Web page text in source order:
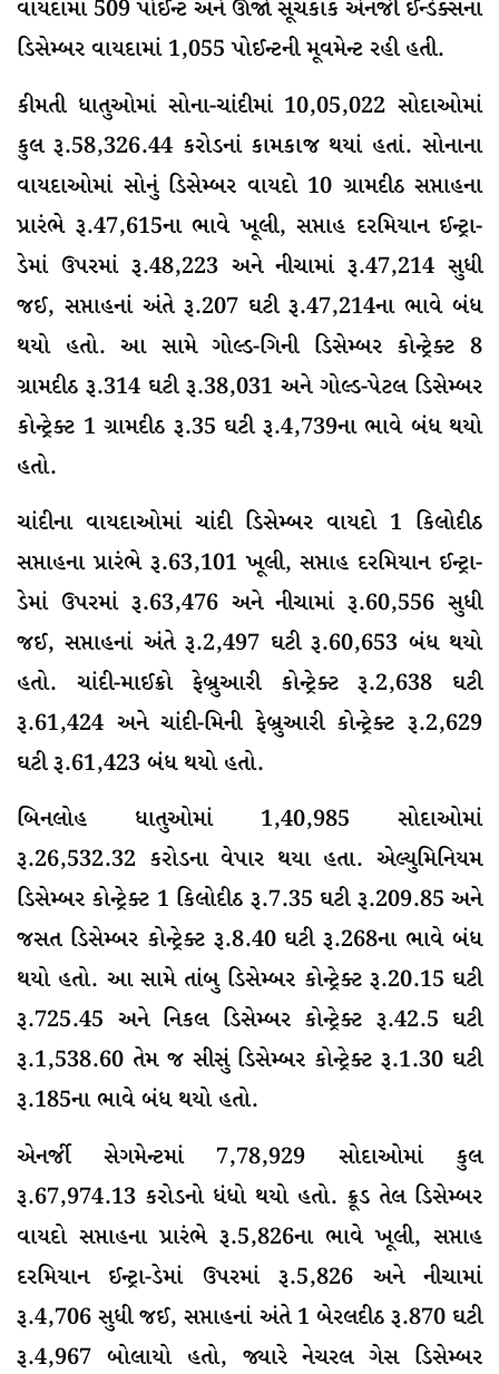
વાયદામાં 509 પોઈન્ટ અને ઊર્જા સૂચકાંક એનર્જી ઈન્ડેક્સના
ડિસેમ્બર વાયદામાં 1,055 પોઈન્ટની મૂવમેન્ટ રહી હતી.
કીમતી ધાતુઓમાં સોના-ચાંદીમાં 10,05,022 સોદાઓમાં
કુલ રૂ.58,326.44 કરોડનાં કામકાજ થયાં હતાં. સોનાના
વાયદાઓમાં સોનું ડિસેમ્બર વાયદો 10 ગ્રામદીઠ સપ્તાહના
પ્રારંભે રૂ.47,615ના ભાવે ખૂલી, સપ્તાહ દરમિયાન ઈન્ટ્રા-
ડેમાં ઉપરમાં રૂ.48,223 અને નીચામાં રૂ.47,214 સુધી
જઈ, સપ્તાહનાં અંતે રૂ.207 ઘટી રૂ.47,214ના ભાવે બંધ
થયો હતો. આ સામે ગોલ્ડ-ગિની ડિસેમ્બર કોન્ટ્રેક્ટ 8
ગ્રામદીઠ રૂ.314 ઘટી રૂ.38,031 અને ગોલ્ડ-પેટલ ડિસેમ્બર
કોન્ટ્રેક્ટ 1 ગ્રામદીઠ રૂ.35 ઘટી રૂ.4,739ના ભાવે બંધ થયો
હતો.
ચાંદીના વાયદાઓમાં ચાંદી ડિસેમ્બર વાયદો 1 કિલોદીઠ
સપ્તાહના પ્રારંભે રૂ.63,101 ખૂલી, સપ્તાહ દરમિયાન ઈન્ટ્રા-
ડેમાં ઉપરમાં રૂ.63,476 અને નીચામાં રૂ.60,556 સુધી
જઈ, સપ્તાહનાં અંતે રૂ.2,497 ઘટી રૂ.60,653 બંધ થયો
હતો. ચાંદી-માઈક્રો ફેબ્રુઆરી કોન્ટ્રેક્ટ રૂ.2,638 ઘટી
રૂ.61,424 અને ચાંદી-મિની ફેબ્રુઆરી કોન્ટ્રેક્ટ રૂ.2,629
ઘટી રૂ.61,423 બંધ થયો હતો.
બિનલોહ ધાતુઓમાં 1,40,985 સોદાઓમાં
રૂ.26,532.32 કરોડના વેપાર થયા હતા. એલ્યુમિનિયમ
ડિસેમ્બર કોન્ટ્રેક્ટ 1 કિલોદીઠ રૂ.7.35 ઘટી રૂ.209.85 અને
જસત ડિસેમ્બર કોન્ટ્રેક્ટ રૂ.8.40 ઘટી રૂ.268ના ભાવે બંધ
થયો હતો. આ સામે તાંબુ ડિસેમ્બર કોન્ટ્રેક્ટ રૂ.20.15 ઘટી
રૂ.725.45 અને નિકલ ડિસેમ્બર કોન્ટ્રેક્ટ રૂ.42.5 ઘટી
રૂ.1,538.60 તેમ જ સીસું ડિસેમ્બર કોન્ટ્રેક્ટ રૂ.1.30 ઘટી
રૂ.185ના ભાવે બંધ થયો હતો.
એનર્જી સેગમેન્ટમાં 7,78,929 સોદાઓમાં કુલ
રૂ.67,974.13 કરોડનો ધંધો થયો હતો. ક્રૂડ તેલ ડિસેમ્બર
વાયદો સપ્તાહના પ્રારંભે રૂ.5,826ના ભાવે ખૂલી, સપ્તાહ
દરમિયાન ઈન્ટ્રા-ડેમાં ઉપરમાં રૂ.5,826 અને નીચામાં
રૂ.4,706 સુધી જઈ, સપ્તાહનાં અંતે 1 બેરલદીઠ રૂ.870 ઘટી
રૂ.4,967 બોલાયો હતો, જ્યારે નેચરલ ગેસ ડિસેમ્બર